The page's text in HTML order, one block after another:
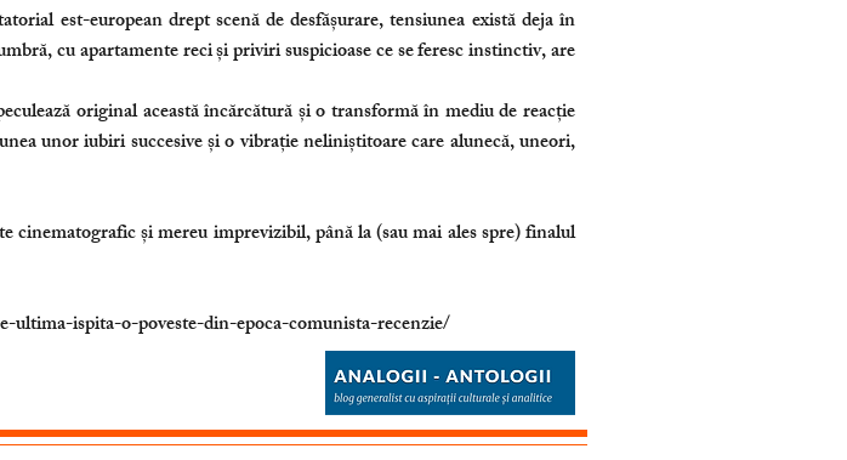
est-european drept scenă de desfășurare, tensiunea există deja în
cu apartamente reci și priviri suspicioase ce se feresc instinctiv, are
original această încărcătură și o transformă în mediu de reacție
unor iubiri succesive și o vibrație neliniștitoare care alunecă, uneori,
și mereu imprevizibil, până la (sau mai ales spre) finalul
ispita-o-poveste-din-epoca-comunista-recenzie/